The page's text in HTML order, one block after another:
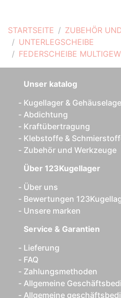
STARTSEITE
ZUBEHÖR
UNTERLEGSCHEIBE
FEDERSCHEIBE
Unser katalog
Kugellager &
Abdichtung
Kraftübertragung
Klebstoffe &
Zubehör und Werkzeuge
Über 123Kugellager
Über uns
Bewertungen
Unsere marken
Service & Garantien
Lieferung
FAQ
Zahlungsmethoden
Allgemeine
Allgemeine